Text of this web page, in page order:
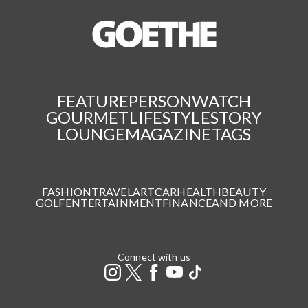
FEATUREPERSONWATCH
GOURMETLIFESTYLESTORY
LOUNGEMAGAZINETAGS
FASHIONTRAVEL ARTCARHEALTHBEAUTY
GOLFENTERTAINMENTFINANCEAND MORE
Connect with us